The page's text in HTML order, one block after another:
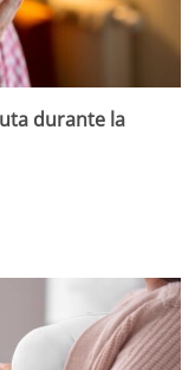
durante la